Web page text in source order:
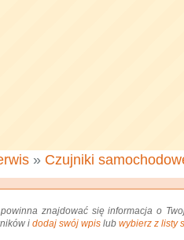
» Czujniki
znajdować się informacja o
i dodaj swój wpis lub wybierz z listy